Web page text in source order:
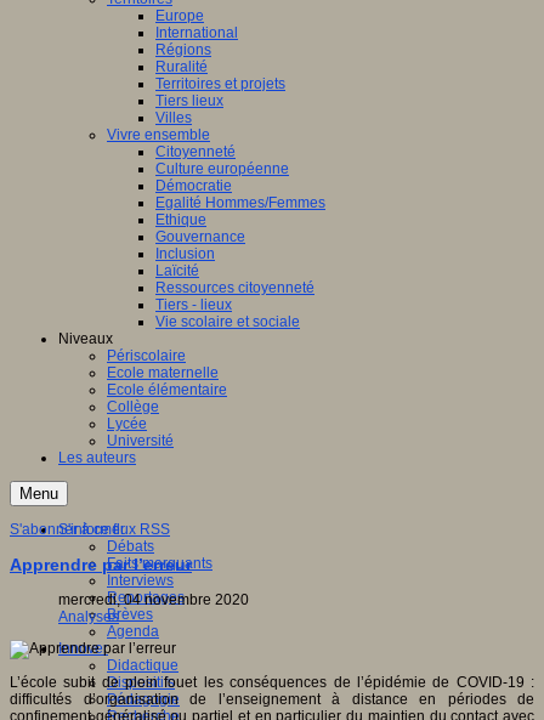
Europe
International
Régions
Ruralité
Territoires et projets
Tiers lieux
Villes
Vivre ensemble
Citoyenneté
Culture européenne
Démocratie
Egalité Hommes/Femmes
Ethique
Gouvernance
Inclusion
Laïcité
Ressources citoyenneté
Tiers - lieux
Vie scolaire et sociale
Niveaux
Périscolaire
Ecole maternelle
Ecole élémentaire
Collège
Lycée
Université
Les auteurs
Menu
S'informer
Débats
Faits marquants
Interviews
Reportages
Brèves
Agenda
Innover
Didactique
Dispositifs
Pédagogie
Recherche
S'abonner à ce flux RSS
Apprendre par l’erreur
mercredi, 04 novembre 2020
Analyses
L’école subit de plein fouet les conséquences de l’épidémie de COVID-19 :
difficultés d’organisation de l’enseignement à distance en périodes de
confinement généralisé ou partiel et en particulier du maintien du contact avec